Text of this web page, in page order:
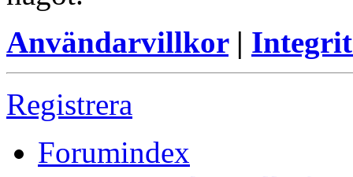
Användarvillkor|
Registrera
Forumindex